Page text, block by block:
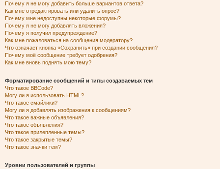
Почему я не могу добавить больше вариантов ответа?
Как мне отредактировать или удалить опрос?
Почему мне недоступны некоторые форумы?
Почему я не могу добавлять вложения?
Почему я получил предупреждение?
Как мне пожаловаться на сообщения модератору?
Что означает кнопка «Сохранить» при создании сообщения?
Почему моё сообщение требует одобрения?
Как мне вновь поднять мою тему?
Форматирование сообщений и типы создаваемых тем
Что такое BBCode?
Могу ли я использовать HTML?
Что такое смайлики?
Могу ли я добавлять изображения к сообщениям?
Что такое важные объявления?
Что такое объявления?
Что такое прилепленные темы?
Что такое закрытые темы?
Что такое значки тем?
Уровни пользователей и группы